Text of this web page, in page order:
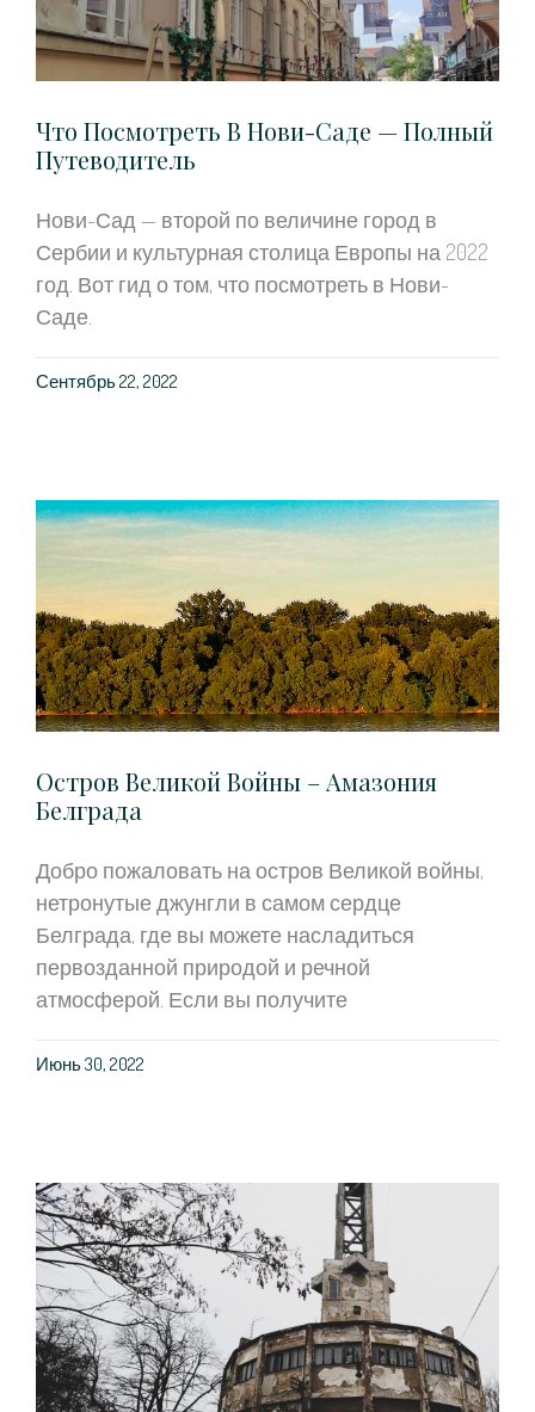
Что Посмотреть В Нови-Саде — Полный
Путеводитель
Нови-Сад — второй по величине город в
Сербии и культурная столица Европы на 2022
год. Вот гид о том, что посмотреть в Нови-
Саде.
Сентябрь 22, 2022
Остров Великой Войны – Амазония
Белграда
Добро пожаловать на остров Великой войны,
нетронутые джунгли в самом сердце
Белграда, где вы можете насладиться
первозданной природой и речной
атмосферой. Если вы получите
Июнь 30, 2022